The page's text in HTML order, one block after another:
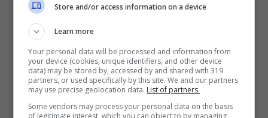
Store and/or access information on a device
Learn more
Your personal data will be processed and information from
your device (cookies, unique identifiers, and other device
data) may be stored by, accessed by and shared with 319
partners, or used specifically by this site. We and our partners
may use precise geolocation data. List of partners.
Some vendors may process your personal data on the basis
of legitimate interest, which you can object to by managing